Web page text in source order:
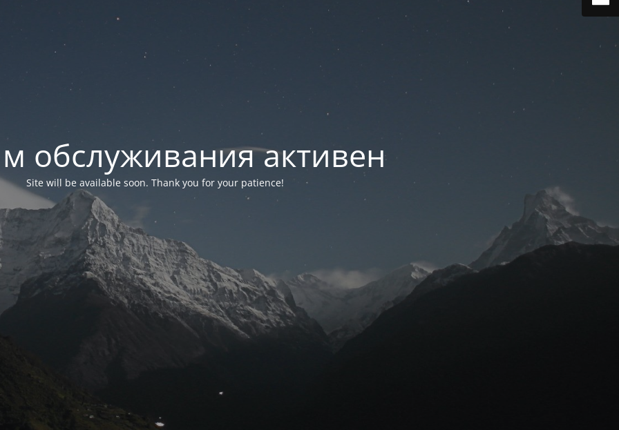
обслуживания активен
Site will be available soon. Thank you for your patience!